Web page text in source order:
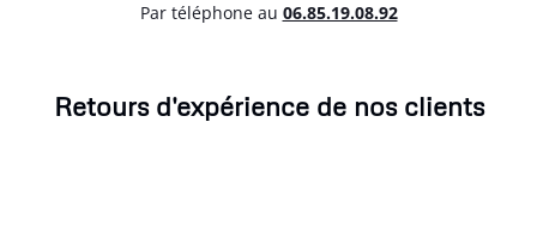
Par téléphone au 06.85.19.08.92
Retours d'expérience de nos clients